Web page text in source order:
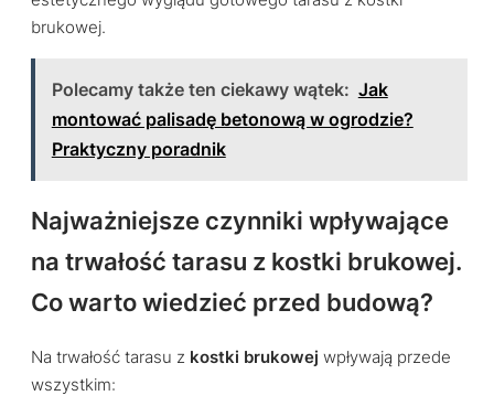
brukowej.
Polecamy także ten ciekawy wątek: Jak
montować palisadę betonową w ogrodzie?
Praktyczny poradnik
Najważniejsze czynniki wpływające
na trwałość tarasu z kostki brukowej.
Co warto wiedzieć przed budową?
Na trwałość tarasu z kostki brukowej wpływają przede
wszystkim: